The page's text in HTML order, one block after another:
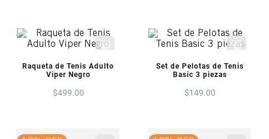
VISTA PREVIA
Raqueta de Tenis Adulto
Viper Negro
$499.00
VISTA PREVIA
Set de Pelotas de Tenis
Basic 3 piezas
$149.00